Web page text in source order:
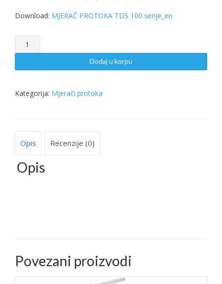
Download: MJERAČ PROTOKA TDS 100 serije_en
Mjerač
protoka
100H/HS
Dodaj u korpu
Kategorija: Mjerači protoka
Opis Recenzije (0)
Opis
Povezani proizvodi